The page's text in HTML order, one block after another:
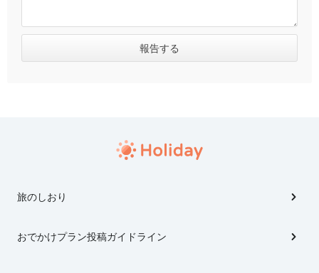
旅のしおり
おでかけプラン投稿ガイドライン